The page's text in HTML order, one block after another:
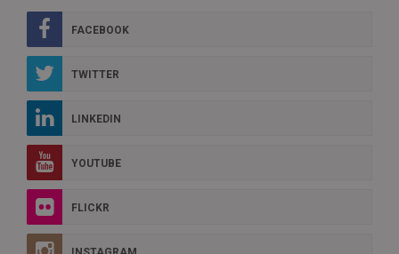
FACEBOOK
TWITTER
LINKEDIN
YOUTUBE
FLICKR